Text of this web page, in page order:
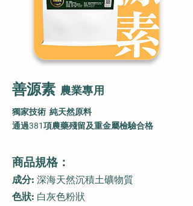
善源素 農業專用
獨家技術 純天然原料
​通過381項農藥殘留及重金屬檢驗合格
商品規格：
成分: 深海天然沉積土礦物質
色狀: 白灰色粉狀